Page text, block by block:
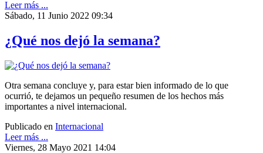
Leer más ...
Sábado, 11 Junio 2022 09:34
¿Qué nos dejó la semana?
Otra semana concluye y, para estar bien informado de lo que
ocurrió, te dejamos un pequeño resumen de los hechos más
importantes a nivel internacional.
Publicado en Internacional
Leer más ...
Viernes, 28 Mayo 2021 14:04